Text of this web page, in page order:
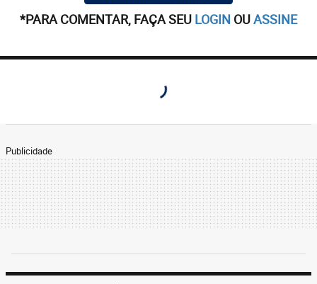
*PARA COMENTAR, FAÇA SEU LOGIN OUASSINE
Publicidade